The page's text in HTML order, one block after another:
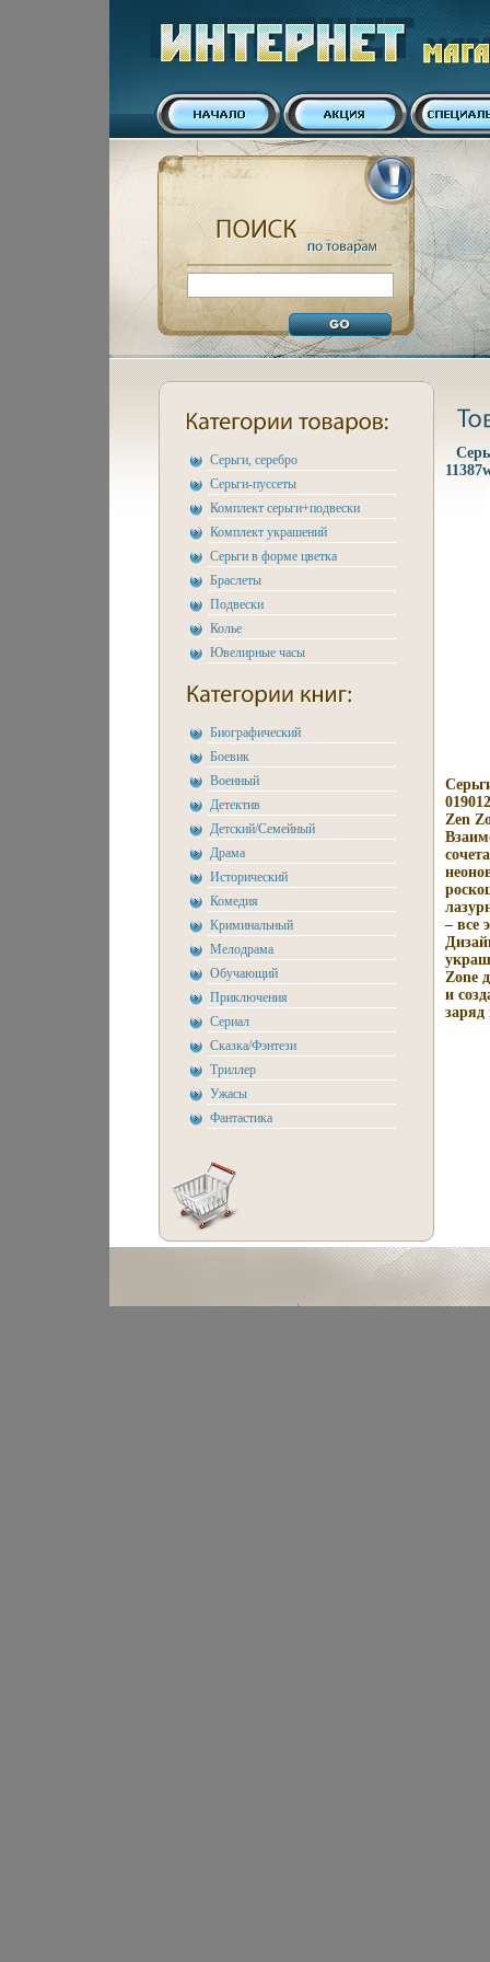
Серьги, серебро
Серьги-пуссеты
Комплект серьги+подвески
Комплект украшений
Серьги в форме цветка
Браслеты
Подвески
Колье
Ювелирные часы
Биографический
Боевик
Военный
Детектив
Детский/Семейный
Драма
Исторический
Комедия
Криминальный
Мелодрама
Обучающий
Приключения
Сериал
Сказка/Фэнтези
Триллер
Ужасы
Фантастика
Zen
– все
Zone
и
заряд